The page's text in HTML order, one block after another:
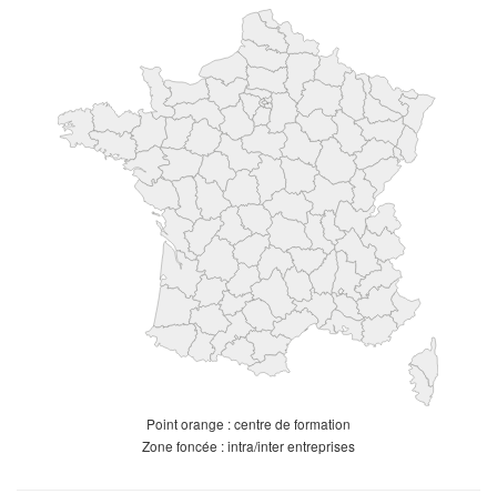
Point orange : centre de formation
Zone foncée : intra/inter entreprises